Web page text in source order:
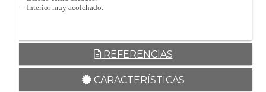
- Interior muy acolchado.
REFERENCIAS
CARACTERÍSTICAS